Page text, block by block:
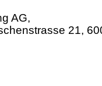
AG,
21,